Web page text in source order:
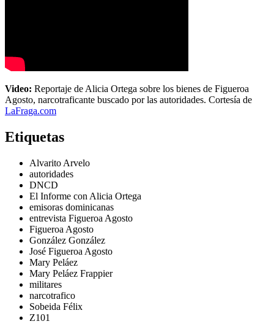
Video: Reportaje de Alicia Ortega sobre los bienes de Figueroa
Agosto, narcotraficante buscado por las autoridades. Cortesía de
LaFraga.com
Etiquetas
Alvarito Arvelo
autoridades
DNCD
El Informe con Alicia Ortega
emisoras dominicanas
entrevista Figueroa Agosto
Figueroa Agosto
González González
José Figueroa Agosto
Mary Peláez
Mary Peláez Frappier
militares
narcotrafico
Sobeida Félix
Z101